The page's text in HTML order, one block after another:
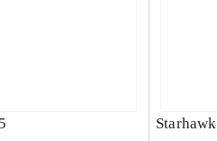
Starhawk